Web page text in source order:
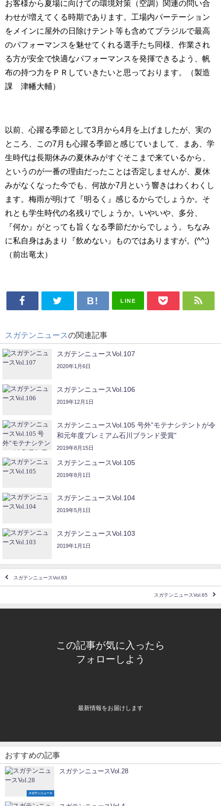
お客様から夏場に向けての環境対策（空調）関連の問い合
わせが増えてくる時期であります。工場内パーテーション
をメインに屋外の日除けテント等も含めてブラジルで最高
のパフォーマンスを魅せてくれる選手たち同様、作業され
る方が安全で快適なパフォーマンスを発揮できるよう、帆
布の持つ力をＰＲしていきたいと思っております。（製造
課 津幡大輔）
以前、心躍る季節として3月から4月を上げましたが、実の
ところ、この7月も心躍る季節と感じていまして、まあ、学
生時代は長期休みの夏休みがすぐそこまで来ているから、
というのが一番の理由だったことは否定しませんが、夏休
みがなくなった今でも、何故か7月という響きはわくわくし
ます。梅雨が明けて『明るく』感じるからでしょうか。そ
れとも学生時代の名残りでしょうか。いやいや、多分、
『何か』がとっても旨くなる季節だからでしょう。ちなみ
に私自身はあまり『飲めない』ものではありますが。(^^;)
（前出竜太）
LINE
スガテンニュースの関連記事
スガテンニュースVol.107
2020年1月6日
スガテンニュースVol.106
2019年12月1日
スガテンニュースVol.105 号外”モテナシテントが令
和元年度プレミアム石川ブランド受賞”
2019年8月15日
スガテンニュースVol.105
2019年8月1日
スガテンニュースVol.104
2019年5月1日
スガテンニュースVol.103
2019年1月1日
スガテンニュースVol.63
スガテンニュースVol.65
この記事が気に入ったら
フォローしよう
最新情報をお届けします
おすすめの記事
スガテンニュース
スガテンニュースVol.28